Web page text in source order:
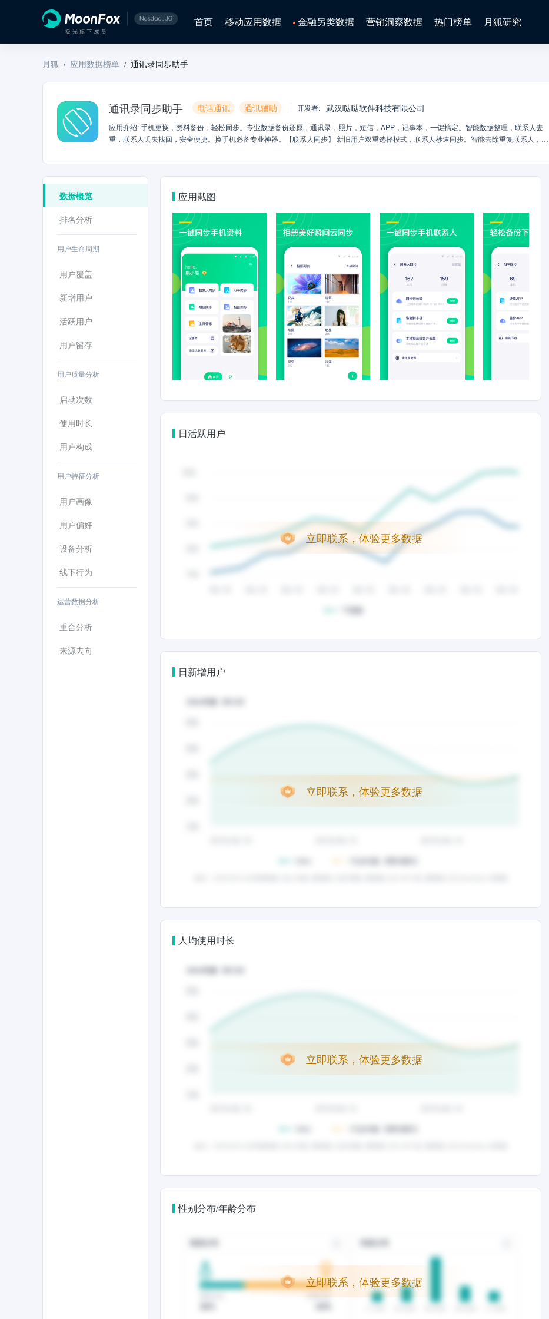
首页 移动应用数据 金融另类数据 营销洞察数据 热门榜单 月狐研究
月狐 / 应用数据榜单 / 通讯录同步助手
通讯录同步助手 电话通讯 通讯辅助 开发者: 武汉哒哒软件科技有限公司
应用介绍:手机更换，资料备份，轻松同步。专业数据备份还原，通讯录，照片，短信，APP，记事本，一键搞定。智能数据整理，联系人去
重，联系人丢失找回，安全便捷。换手机必备专业神器。【联系人同步】 新旧用户双重选择模式，联系人秒速同步。智能去除重复联系人，一
删除时间一键找回还原误删联系人，一键清理回收站【相册同步】 超大云空间相册备份功能，保持原图质量上传，支持批量备份手机照片到云
【记事本】 日常备忘，会议记录，电话号码等等，记事永久备份云端，换机后轻松查阅【安全可靠】 采用先进的数字证书加密数据传输，确保
数据概览
排名分析
用户生命周期
用户覆盖
新增用户
活跃用户
用户留存
用户质量分析
启动次数
使用时长
用户构成
用户特征分析
用户画像
用户偏好
设备分析
线下行为
运营数据分析
重合分析
来源去向
应用截图
日活跃用户
立即联系，体验更多数据
日新增用户
立即联系，体验更多数据
人均使用时长
立即联系，体验更多数据
性别分布/年龄分布
立即联系，体验更多数据